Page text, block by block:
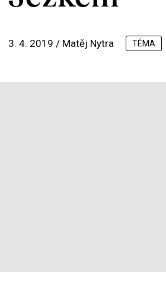
3. 4. 2019 / Matěj Nytra TÉMA